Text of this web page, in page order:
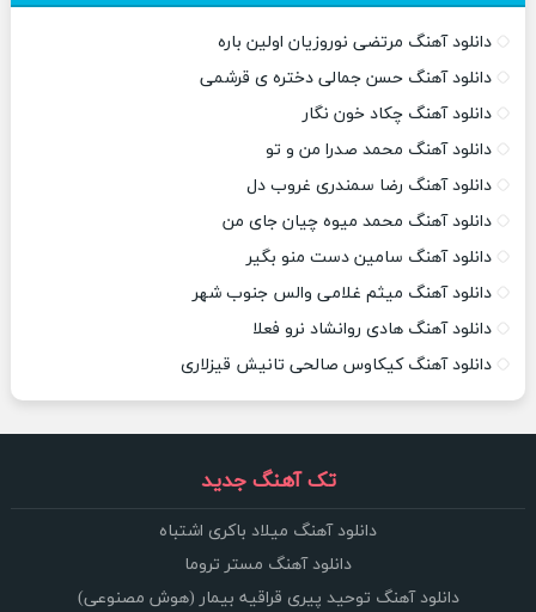
دانلود آهنگ مرتضی نوروزیان اولین باره
دانلود آهنگ حسن جمالی دختره ی قرشمی
دانلود آهنگ چکاد خون نگار
دانلود آهنگ محمد صدرا من و تو
دانلود آهنگ رضا سمندری غروب دل
دانلود آهنگ محمد میوه چیان جای من
دانلود آهنگ سامین دست منو بگیر
دانلود آهنگ میثم غلامی والس جنوب شهر
دانلود آهنگ هادی روانشاد نرو فعلا
دانلود آهنگ کیکاوس صالحی تانیش قیزلاری
تک آهنگ جدید
دانلود آهنگ میلاد باکری اشتباه
دانلود آهنگ مستر تروما
دانلود آهنگ توحید پیری قراقیه بیمار (هوش مصنوعی)